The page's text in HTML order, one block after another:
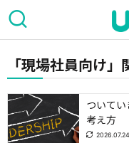
「現場社員向け
ついて
考え方
2026.07.24